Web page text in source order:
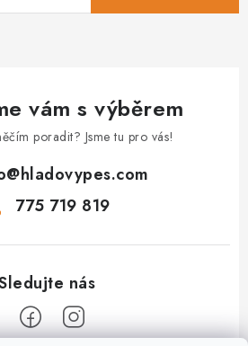
vám s výběrem
poradit? Jsme tu pro vás!
@hladovypes.com
775 719 819